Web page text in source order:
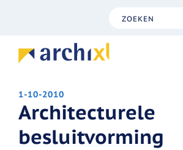
1-10-2010
Architecturele
besluitvorming